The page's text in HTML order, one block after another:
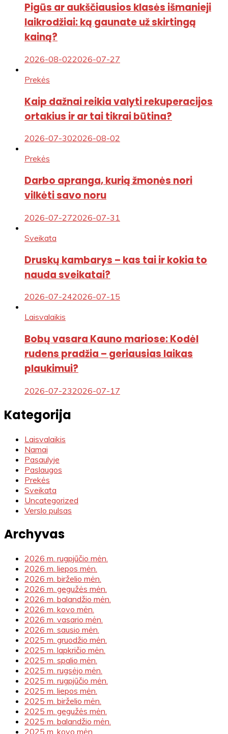
Pigūs ar aukščiausios klasės išmanieji
laikrodžiai: ką gaunate už skirtingą
kainą?
2026-08-022026-07-27
Prekės
Kaip dažnai reikia valyti rekuperacijos
ortakius ir ar tai tikrai būtina?
2026-07-302026-08-02
Prekės
Darbo apranga, kurią žmonės nori
vilkėti savo noru
2026-07-272026-07-31
Sveikata
Druskų kambarys – kas tai ir kokia to
nauda sveikatai?
2026-07-242026-07-15
Laisvalaikis
Bobų vasara Kauno mariose: Kodėl
rudens pradžia – geriausias laikas
plaukimui?
2026-07-232026-07-17
Kategorija
Laisvalaikis
Namai
Pasaulyje
Paslaugos
Prekės
Sveikata
Uncategorized
Verslo pulsas
Archyvas
2026 m. rugpjūčio mėn.
2026 m. liepos mėn.
2026 m. birželio mėn.
2026 m. gegužės mėn.
2026 m. balandžio mėn.
2026 m. kovo mėn.
2026 m. vasario mėn.
2026 m. sausio mėn.
2025 m. gruodžio mėn.
2025 m. lapkričio mėn.
2025 m. spalio mėn.
2025 m. rugsėjo mėn.
2025 m. rugpjūčio mėn.
2025 m. liepos mėn.
2025 m. birželio mėn.
2025 m. gegužės mėn.
2025 m. balandžio mėn.
2025 m. kovo mėn.